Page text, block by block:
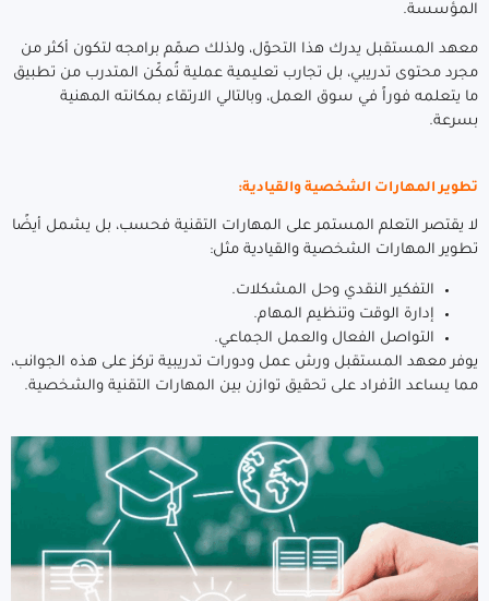
المؤسسة.
معهد المستقبل يدرك هذا التحوّل، ولذلك صمّم برامجه لتكون أكثر من
مجرد محتوى تدريبي، بل تجارب تعليمية عملية تُمكّن المتدرب من تطبيق
ما يتعلمه فوراً في سوق العمل، وبالتالي الارتقاء بمكانته المهنية
بسرعة.
تطوير المهارات الشخصية والقيادية:
لا يقتصر التعلم المستمر على المهارات التقنية فحسب، بل يشمل أيضًا
تطوير المهارات الشخصية والقيادية مثل:
التفكير النقدي وحل المشكلات.
إدارة الوقت وتنظيم المهام.
التواصل الفعال والعمل الجماعي.
يوفر معهد المستقبل ورش عمل ودورات تدريبية تركز على هذه الجوانب،
مما يساعد الأفراد على تحقيق توازن بين المهارات التقنية والشخصية.